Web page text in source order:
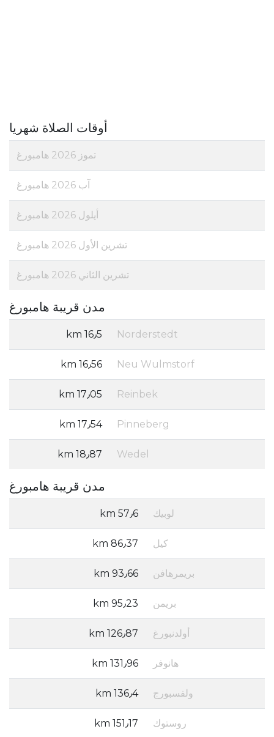
أوقات الصلاة شهريا
تموز 2026 هامبورغ
آب 2026 هامبورغ
أيلول 2026 هامبورغ
تشرين الأول 2026 هامبورغ
تشرين الثاني 2026 هامبورغ
مدن قريبة هامبورغ
Norderstedt 16٫5 km
Neu Wulmstorf 16٫56 km
Reinbek 17٫05 km
Pinneberg 17٫54 km
Wedel 18٫87 km
مدن قريبة هامبورغ
لوبيك 57٫6 km
كيل 86٫37 km
بريمرهافن 93٫66 km
بريمن 95٫23 km
أولدنبورغ 126٫87 km
هانوفر 131٫96 km
ولفسبورج 136٫4 km
روستوك 151٫17 km